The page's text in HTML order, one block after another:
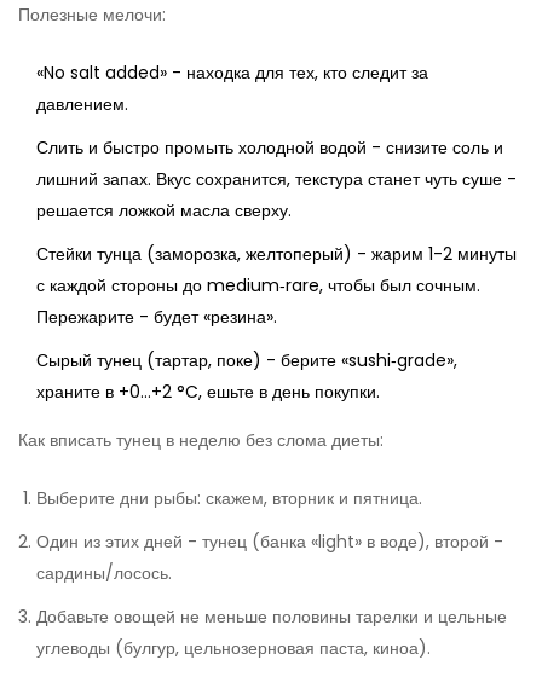
Полезные мелочи:
«No salt added» - находка для тех, кто следит за
давлением.
Слить и быстро промыть холодной водой - снизите соль и
лишний запах. Вкус сохранится, текстура станет чуть суше -
решается ложкой масла сверху.
Стейки тунца (заморозка, желтоперый) - жарим 1-2 минуты
с каждой стороны до medium‑rare, чтобы был сочным.
Пережарите - будет «резина».
Сырый тунец (тартар, поке) - берите «sushi‑grade»,
храните в +0…+2 °C, ешьте в день покупки.
Как вписать тунец в неделю без слома диеты:
Выберите дни рыбы: скажем, вторник и пятница.
Один из этих дней - тунец (банка «light» в воде), второй -
сардины/лосось.
Добавьте овощей не меньше половины тарелки и цельные
углеводы (булгур, цельнозерновая паста, киноа).